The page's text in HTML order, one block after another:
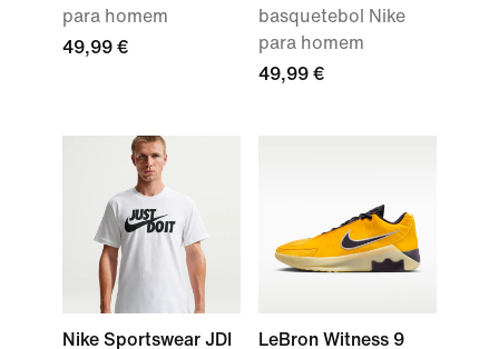
para homem
49,99 €
basquetebol Nike
para homem
49,99 €
Nike Sportswear JDI LeBron Witness 9